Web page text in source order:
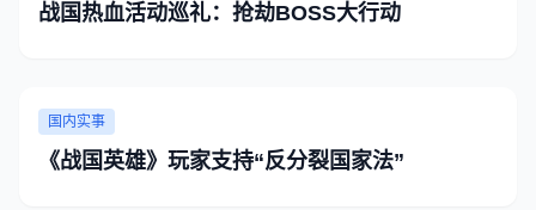
战国热血活动巡礼：抢劫BOSS大行动
国内实事
《战国英雄》玩家支持“反分裂国家法”